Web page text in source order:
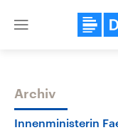
Close
Themen
Archiv
Innenministerin